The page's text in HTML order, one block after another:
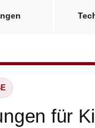
für